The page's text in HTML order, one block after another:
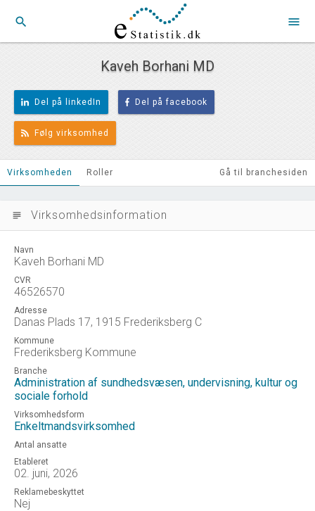
search menu
Kaveh Borhani MD
Del på linkedIn Del på facebook
Følg virksomhed
Virksomheden Roller Gå til branchesiden
subject Virksomhedsinformation
Navn
Kaveh Borhani MD
CVR
46526570
Adresse
Danas Plads 17, 1915 Frederiksberg C
Kommune
Frederiksberg Kommune
Branche
Administration af sundhedsvæsen, undervisning, kultur og
sociale forhold
Virksomhedsform
Enkeltmandsvirksomhed
Antal ansatte
Etableret
02. juni, 2026
Reklamebeskyttet
Nej